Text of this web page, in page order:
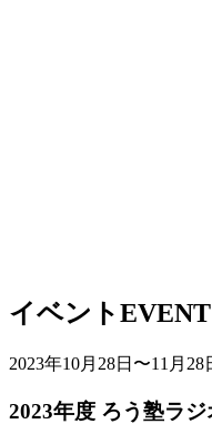
イベントEVENT
2023年10月28日〜11月28
2023年度 ろう塾ラ